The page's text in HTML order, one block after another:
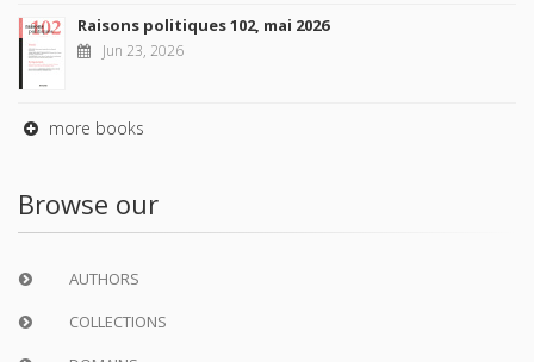
Raisons politiques 102, mai 2026
Jun 23, 2026
more books
Browse our
AUTHORS
COLLECTIONS